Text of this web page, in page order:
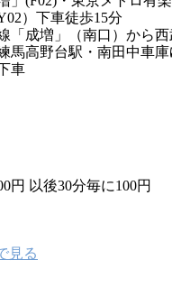
）下車徒歩15分
「成増」（南口）から
馬高野台駅・南田中車
車
円 以後30分毎に100円
見る